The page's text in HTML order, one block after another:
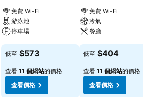
免費 Wi-Fi
游泳池
停車場
查看價格
低至 $573
查看 11 個網站的價格
查看價格
免費 Wi-Fi
冷氣
餐廳
查看價格
低至 $404
查看 11 個網站的價格
查看價格